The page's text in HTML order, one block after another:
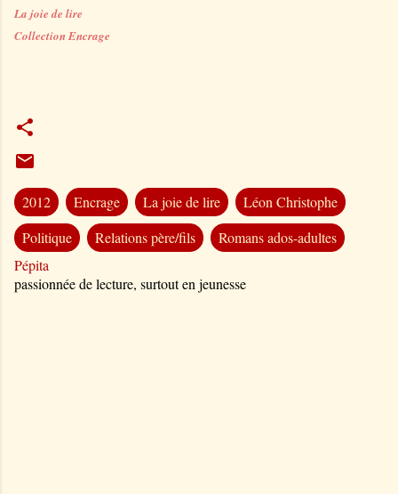
La joie de lire
Collection Encrage
2012 Encrage La joie de lire
Léon Christophe
Politique
Relations père/fils
Romans ados-adultes
Pépita
passionnée de lecture, surtout en jeunesse